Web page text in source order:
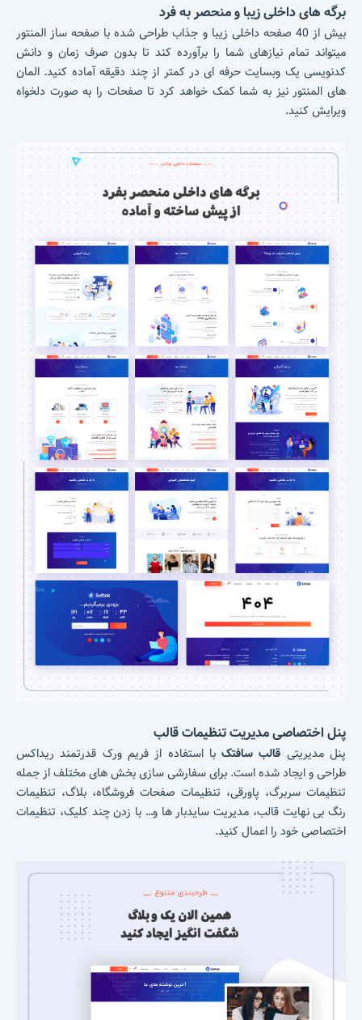
برگه های داخلی زیبا و منحصر به فرد
بیش از 40 صفحه داخلی زیبا و جذاب طراحی شده با صفحه ساز المنتور
میتواند تمام نیازهای شما را برآورده کند تا بدون صرف زمان و دانش
کدنویسی یک وبسایت حرفه ای در کمتر از چند دقیقه آماده کنید. المان
های المنتور نیز به شما کمک خواهد کرد تا صفحات را به صورت دلخواه
ویرایش کنید.
پنل اختصاصی مدیریت تنظیمات قالب
پنل مدیریتی قالب سافتکبا استفاده از فریم ورک قدرتمند ریداکس
طراحی و ایجاد شده است. برای سفارشی سازی بخش های مختلف از جمله
تنظیمات سربرگ، پاورقی، تنظیمات صفحات فروشگاه، بلاگ، تنظیمات
رنگ بی نهایت قالب، مدیریت سایدبار ها و… با زدن چند کلیک، تنظیمات
اختصاصی خود را اعمال کنید.